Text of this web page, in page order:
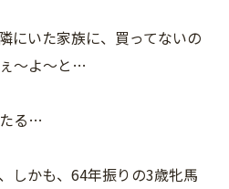
にいた家族に、買ってないの
〜よ〜と…
る…
しかも、64年振りの3歳牝馬